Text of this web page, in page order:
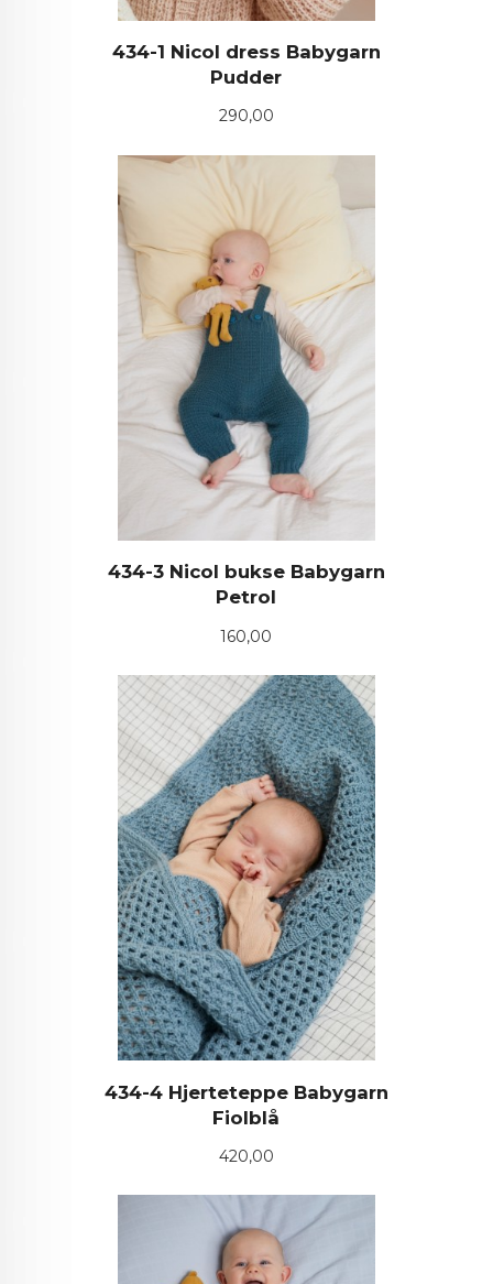
434-1 Nicol dress Babygarn
Pudder
Pris
290,00
434-3 Nicol bukse Babygarn
Petrol
Pris
160,00
434-4 Hjerteteppe Babygarn
Fiolblå
Pris
420,00